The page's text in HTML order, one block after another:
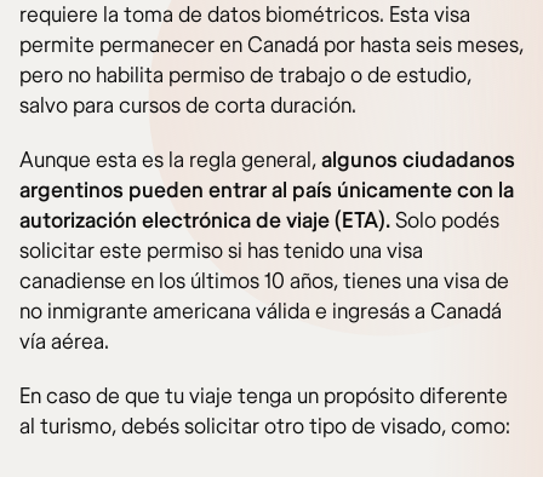
requiere la toma de datos biométricos. Esta visa
permite permanecer en Canadá por hasta seis meses,
pero no habilita permiso de trabajo o de estudio,
salvo para cursos de corta duración.
Aunque esta es la regla general,algunos ciudadanos
argentinos pueden entrar al país únicamente con la
autorización electrónica de viaje (ETA).Solo podés
solicitar este permiso si has tenido una visa
canadiense en los últimos 10 años, tienes una visa de
no inmigrante americana válida e ingresás a Canadá
vía aérea.
En caso de que tu viaje tenga un propósito diferente
al turismo, debés solicitar otro tipo de visado, como: